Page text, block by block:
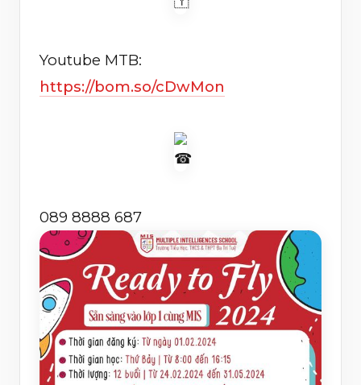
Youtube MTB:
https://bom.so/cDwMon
089 8888 687